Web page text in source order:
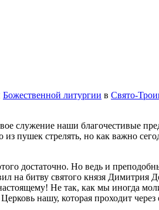
Божественной литургии в Свято-
служение наши благочестивые
пушек стрелять, но как важно
достаточно. Но ведь и
битву святого князя Димитрия
Не так, как мы иногда
нашу, которая проходит